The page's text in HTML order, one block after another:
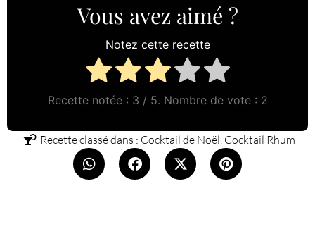
Vous avez aimé ?
Notez cette recette
Recette notée : 3 / 5. Nombre de vote : 2
Recette classé dans : Cocktail de Noël, Cocktail Rhum